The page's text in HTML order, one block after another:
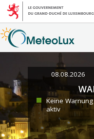
08.08.2026
Keine Warnung
aktiv